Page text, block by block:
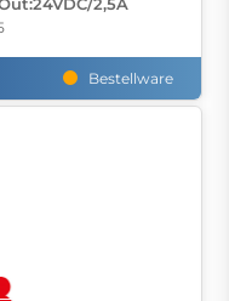
Bestellware